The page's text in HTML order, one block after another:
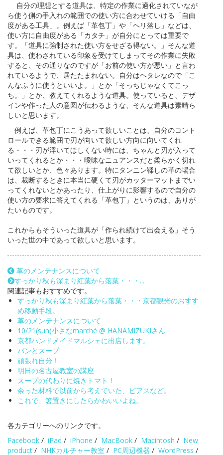
自分の理想とする道具は、特定の作業に適化されていなが
ら使う側の手入れの範囲での使い方に合わせていける「自由
度がある工具」。例えば「革包丁」や「ヘリ落し」などは、
使い方に自由度がある「カタチ」が自分にとっては重要で
す。「道具に強制された使い方をせざる得ない。」そんな道
具は、使わされている印象を受けてしまってその作業に失敗
すると、その通りなのですが「お前の使い方が悪い」と言わ
れているようで、居たたまれない。自分はヘタレなので「こ
んなふうに使うといいよ。」とか「そっちじゃなくてこっ
ち。」とか、教えてくれるような道具。使っていると、デザ
インや作った人の意図が伝わるような、そんな道具は素晴ら
しいと思います。
例えば、革包丁にこうあって欲しいことは、自分のコント
ロールできる範囲で刃が向いて欲しい方向に向いてくれ
る・・・刃が浮いてほしくない時には、ちゃんと刃が入って
いってくれるとか・・・曖昧なニュアンスだと柔らかく切れ
て欲しいとか、色々あります。特にタンニン鞣しの革の場合
は、裁断するときに本当に硬くて刃がカッターマットまでい
ってくれないとかあったり、仕上がりに影響するので自分の
使い方の要求に答えてくれる「革包丁」というのは、ありが
たいものです。
これからもそういった道具が「作られ続けて出会える」そう
いった世の中であって欲しいと思います。
革のメンテナンスについて
すっかり秋も深まり紅葉から落葉・・・...
関連記事もおすすめです。
すっかり秋も深まり紅葉から落葉・・・京都観光のおすす
め移動手段。
革のメンテナンスについて
10/21(sun)小さなmarché @ HANAMIZUKIさん
京都ハンドメイドマルシェに出店します。
パンとスープ
頑張れ自分！
明日の名古屋教室の講座
スープの代わりに焼きトマト！
余った材料で以前から考えていた、ピアスなど。
これで、箸置きにしたらかわいいよね。
各カテゴリーへのリンクです。
Facebook / iPad / iPhone / MacBook / Macintosh / New
product / NHKカルチャー教室 / PC周辺機器 / WordPress /